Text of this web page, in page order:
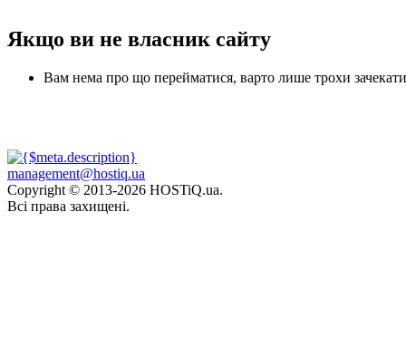
Якщо ви не власник сайту
Вам нема про що перейматися, варто лише трохи
management@hostiq.ua
Copyright © 2013-2026 HOSTiQ.ua.
Всі права захищені.